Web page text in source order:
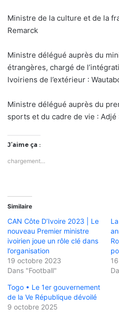
Ministre de la culture et de la
Remarck
Ministre délégué auprès du
étrangères, chargé de
Ivoiriens de l’extérieur :
Ministre délégué auprès du
sports et du cadre de vie : Adjé
J’aime ça :
chargement…
Similaire
CAN Côte D’Ivoire 2023 | Le
nouveau Premier ministre
ivoirien joue un rôle clé dans
l’organisation
19 octobre 2023
Dans "Football"
Togo • Le 1er gouvernement
de la Ve République dévoilé
9 octobre 2025